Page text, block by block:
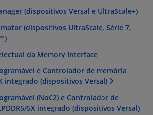
(dispositivos Versal e UltraScale+)
(dispositivos UltraScale, Série 7,
da Memory Interface
e Controlador de memória
integrado (dispositivos Versal)
(NoC2) e Controlador de
5X integrado (dispositivos Versal)